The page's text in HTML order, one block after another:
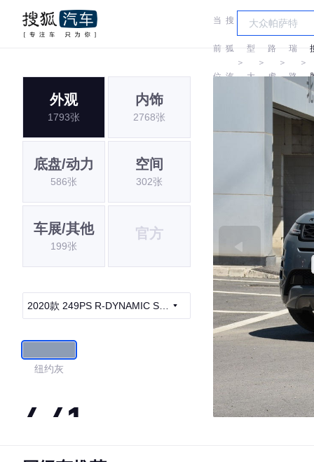
当
前
位
搜
狐
汽
＞
车
型
大
＞
路
虎
＞
奇
瑞
路
＞
外观
1793张
内饰
2768张
底盘/动力
586张
空间
302张
车展/其他
199张
官方
2020款 249PS R-DYNAMIC SE
纽约灰
4.41